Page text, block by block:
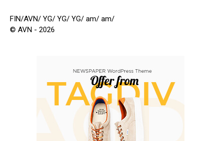
FIN/AVN/ YG/ YG/ YG/ am/ am/
© AVN - 2026